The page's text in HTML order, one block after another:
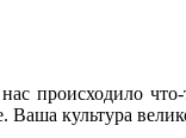
происходило
Ваша культура